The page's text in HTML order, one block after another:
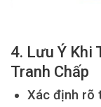
4. Lưu Ý Khi
Tranh Chấp
Xác định rõ